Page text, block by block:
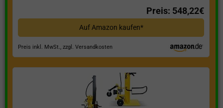
Preis: 548,22€
Auf Amazon kaufen*
Preis inkl. MwSt., zzgl. Versandkosten